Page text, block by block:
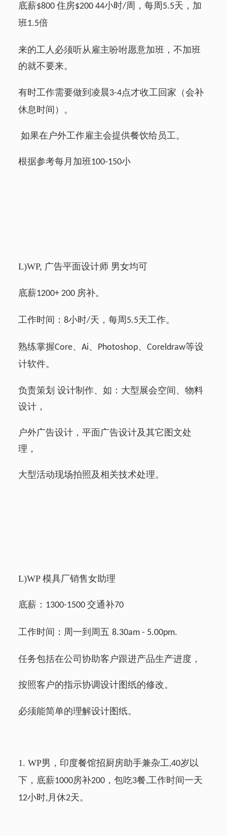
底薪$800 住房$200 44小时/周，每周 5.5天，加
班1.5倍
来的工人必须听从雇主吩咐愿意加班，不加班
的就不要来。
有时工作需要做到凌晨3-4点才收工回家（会补
休息时间）。
如果在户外工作雇主会提供餐饮给员工。
根据参考每月加班100-150小
L)WP, 广告平面设计师 男女均可
底薪1200+ 200 房补。
工作时间： 8小时/天，每周 5.5天工作。
熟练掌握Core、 Ai、 Photoshop、 Coreldraw等设
计软件。
负责策划 设计制作、如：大型展会空间、物料
设计，
户外广告设计，平面广告设计及其它图文处
理，
大型活动现场拍照及相关技术处理。
L)WP 模具厂销售女助理
底薪： 1300-1500 交通补70
工作时间：周一到周五 8.30am - 5.00pm.
任务包括在公司协助客户跟进产品生产进度，
按照客户的指示协调设计图纸的修改。
必须能简单的理解设计图纸。
1. WP男，印度餐馆招厨房助手兼杂工,40岁以
下，底薪1000房补200，包吃3餐,工作时间一天
12小时,月休2天。